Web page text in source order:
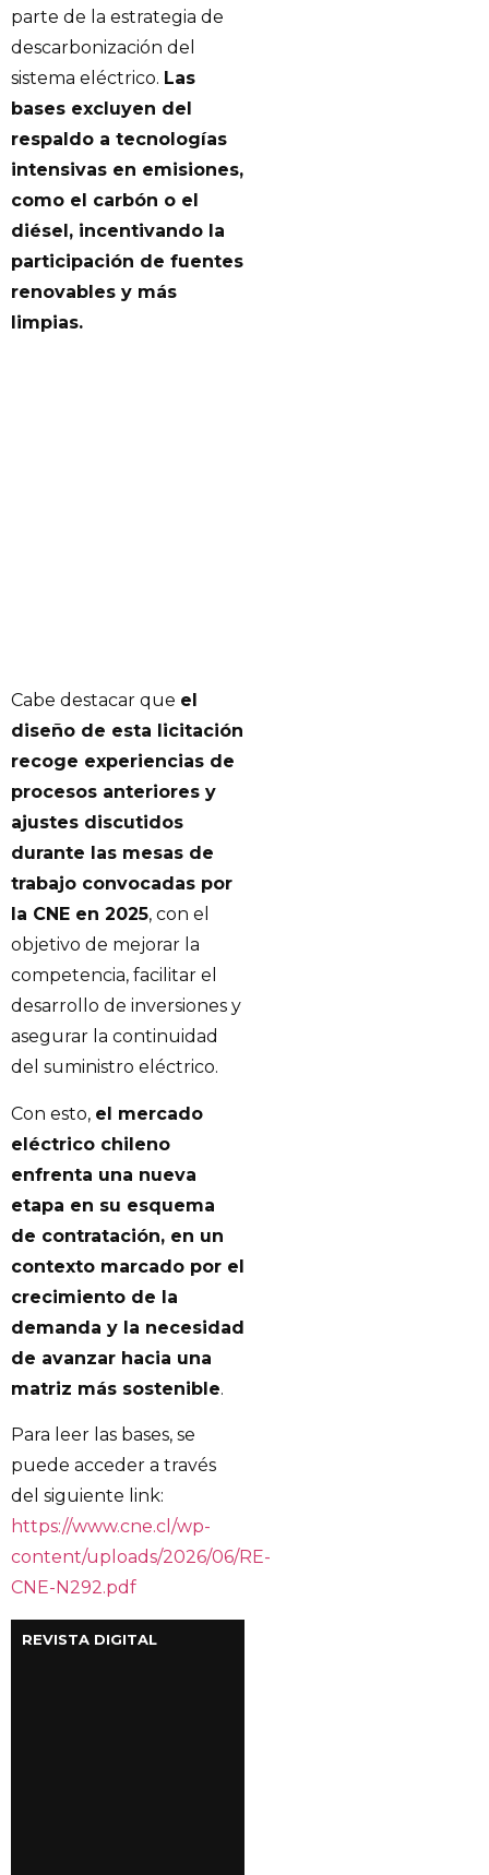
parte de la estrategia de
descarbonización del
sistema eléctrico. Las
bases excluyen del
respaldo a tecnologías
intensivas en emisiones,
como el carbón o el
diésel, incentivando la
participación de fuentes
renovables y más
limpias.
Cabe destacar que el
diseño de esta licitación
recoge experiencias de
procesos anteriores y
ajustes discutidos
durante las mesas de
trabajo convocadas por
la CNE en 2025, con el
objetivo de mejorar la
competencia, facilitar el
desarrollo de inversiones y
asegurar la continuidad
del suministro eléctrico.
Con esto, el mercado
eléctrico chileno
enfrenta una nueva
etapa en su esquema
de contratación, en un
contexto marcado por el
crecimiento de la
demanda y la necesidad
de avanzar hacia una
matriz más sostenible.
Para leer las bases, se
puede acceder a través
del siguiente link:
https://www.cne.cl/wp-
content/uploads/2026/06/RE-
CNE-N292.pdf
REVISTA DIGITAL